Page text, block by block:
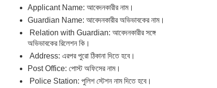
Applicant Name: আবেদনকারীর নাম।
Guardian Name: আবেদনকারীর অভিভাবকের নাম।
Relation with Guardian: আবেদনকারীর সঙ্গে
অভিভাবকের রিলেশন কি।
Address: এরপর পুরো ঠিকানা দিতে হবে।
Post Office: পোস্ট অফিসের নাম।
Police Station: পুলিশ স্টেশন নাম দিতে হবে।